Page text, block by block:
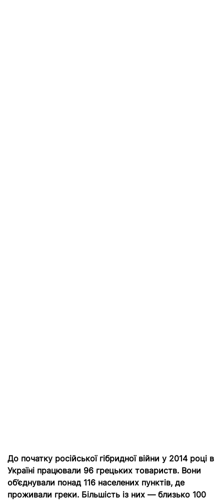
До початку російської гібридної війни у 2014 році в
Україні працювали 96 грецьких товариств. Вони
об’єднували понад 116 населених пунктів, де
проживали греки. Більшість із них — близько 100